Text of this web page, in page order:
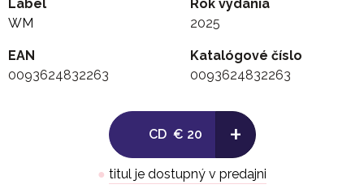
Label
WM
Rok vydania
2025
EAN
0093624832263
Katalógové číslo
0093624832263
CD € 20 +
● titul je dostupný v predajni